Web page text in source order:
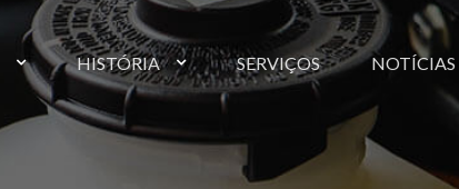
HISTÓRIA SERVIÇOS NOTÍCIAS